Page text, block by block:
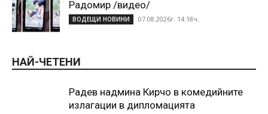
Радомир /видео/
ВОДЕЩИ НОВИНИ 07.08.2026г. 14:18ч.
НАЙ-ЧЕТЕНИ
Радев надмина Кирчо в комедийните
излагации в дипломацията